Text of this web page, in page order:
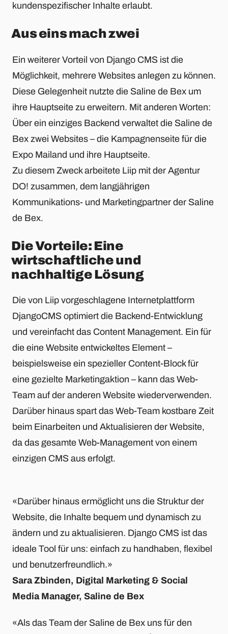
kundenspezifischer Inhalte erlaubt.
Aus eins mach zwei
Ein weiterer Vorteil von Django CMS ist die
Möglichkeit, mehrere Websites anlegen zu können.
Diese Gelegenheit nutzte die Saline de Bex um
ihre Hauptseite zu erweitern. Mit anderen Worten:
Über ein einziges Backend verwaltet die Saline de
Bex zwei Websites – die Kampagnenseite für die
Expo Mailand und ihre Hauptseite.
Zu diesem Zweck arbeitete Liip mit der Agentur
DO! zusammen, dem langjährigen
Kommunikations- und Marketingpartner der Saline
de Bex.
Die Vorteile: Eine
wirtschaftliche und
nachhaltige Lösung
Die von Liip vorgeschlagene Internetplattform
DjangoCMS optimiert die Backend-Entwicklung
und vereinfacht das Content Management. Ein für
die eine Website entwickeltes Element –
beispielsweise ein spezieller Content-Block für
eine gezielte Marketingaktion – kann das Web-
Team auf der anderen Website wiederverwenden.
Darüber hinaus spart das Web-Team kostbare Zeit
beim Einarbeiten und Aktualisieren der Website,
da das gesamte Web-Management von einem
einzigen CMS aus erfolgt.
«Darüber hinaus ermöglicht uns die Struktur der
Website, die Inhalte bequem und dynamisch zu
ändern und zu aktualisieren. Django CMS ist das
ideale Tool für uns: einfach zu handhaben, flexibel
und benutzerfreundlich.»
Sara Zbinden, Digital Marketing & Social
Media Manager, Saline de Bex
«Als das Team der Saline de Bex uns für den